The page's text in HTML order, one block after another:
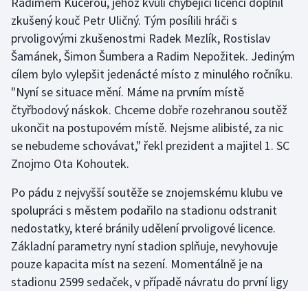
Futsal
Golf
Gymnastika
Házená
Jezdectví
Krasobruslení
Lezení
Lyže a snowboard
zkušený kouč Petr Uličný. Tým posílili hráči s
prvoligovými zkušenostmi Radek Mezlík, Rostislav
Šamánek, Šimon Šumbera a Radim Nepožitek. Jediným
cílem bylo vylepšit jedenácté místo z minulého ročníku.
"Nyní se situace mění. Máme na prvním místě
čtyřbodový náskok. Chceme dobře rozehranou soutěž
ukončit na postupovém místě. Nejsme alibisté, za nic
se nebudeme schovávat," řekl prezident a majitel 1. SC
Znojmo Ota Kohoutek.
Po pádu z nejvyšší soutěže se znojemskému klubu ve
spolupráci s městem podařilo na stadionu odstranit
nedostatky, které bránily udělení prvoligové licence.
Základní parametry nyní stadion splňuje, nevyhovuje
pouze kapacita míst na sezení. Momentálně je na
stadionu 2599 sedaček, v případě návratu do první ligy